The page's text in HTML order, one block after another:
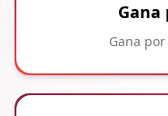
Gana
Gana